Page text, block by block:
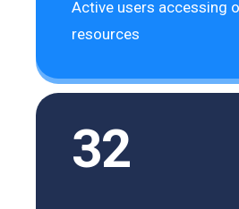
Active users accessing
resources
32